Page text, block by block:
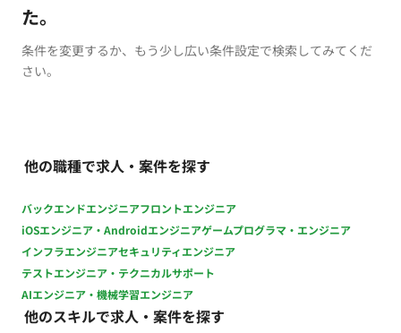
た。
条件を変更するか、もう少し広い条件設定で検索してみてくだ
さい。
他の職種で求人・案件を探す
バックエンドエンジニアフロントエンジニア
iOSエンジニア・Androidエンジニアゲームプログラマ・エンジニア
インフラエンジニアセキュリティエンジニア
テストエンジニア・テクニカルサポート
AIエンジニア・機械学習エンジニア
他のスキルで求人・案件を探す